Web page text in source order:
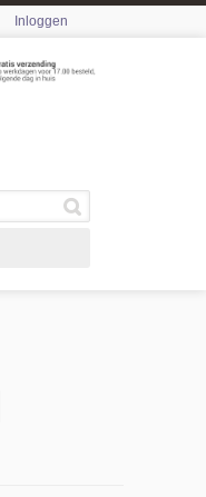
Inloggen